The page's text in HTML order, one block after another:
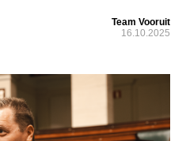
Team Vooruit
16.10.2025